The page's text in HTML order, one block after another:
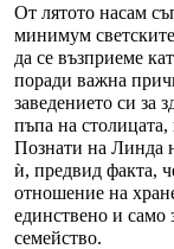
От лятото насам
минимум
да се възприеме
поради важна
заведението си за
пъпа на
Познати на Линда
ѝ, предвид факта,
отношение на
единствено и само
семейство.